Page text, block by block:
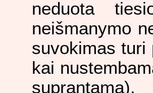
neduota
neišmanymo
suvokimas turi
kai